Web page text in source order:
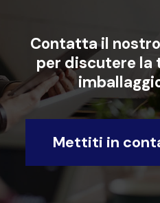
Contattail nostro
per discutere la
Mettiti in